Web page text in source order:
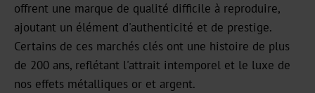
Produits
Marquage
à
chaud
offrent une marque de qualité difficile à reproduire,
ajoutant un élément d'authenticité et de prestige.
Certains de ces marchés clés ont une histoire de plus
de 200 ans, reflétant l'attrait intemporel et le luxe de
nos effets métalliques or et argent.